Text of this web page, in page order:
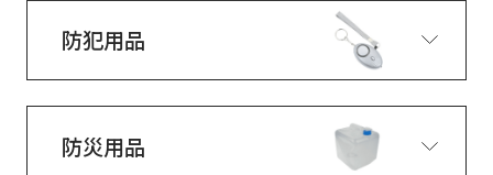
防犯用品
防災用品